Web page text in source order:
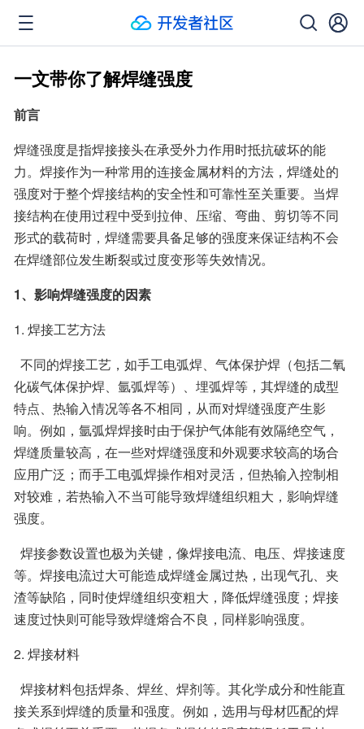
一文带你了解焊缝强度
前言
焊缝强度是指焊接接头在承受外力作用时抵抗破坏的能
力。焊接作为一种常用的连接金属材料的方法，焊缝处的
强度对于整个焊接结构的安全性和可靠性至关重要。当焊
接结构在使用过程中受到拉伸、压缩、弯曲、剪切等不同
形式的载荷时，焊缝需要具备足够的强度来保证结构不会
在焊缝部位发生断裂或过度变形等失效情况。
1、影响焊缝强度的因素
1. 焊接工艺方法
化碳气体保护焊、氩弧焊等）、埋弧焊等，其焊缝的成型
特点、热输入情况等各不相同，从而对焊缝强度产生影
响。例如，氩弧焊焊接时由于保护气体能有效隔绝空气，
焊缝质量较高，在一些对焊缝强度和外观要求较高的场合
应用广泛；而手工电弧焊操作相对灵活，但热输入控制相
对较难，若热输入不当可能导致焊缝组织粗大，影响焊缝
强度。
等。焊接电流过大可能造成焊缝金属过热，出现气孔、夹
渣等缺陷，同时使焊缝组织变粗大，降低焊缝强度；焊接
速度过快则可能导致焊缝熔合不良，同样影响强度。
2. 焊接材料
接关系到焊缝的质量和强度。例如，选用与母材匹配的焊